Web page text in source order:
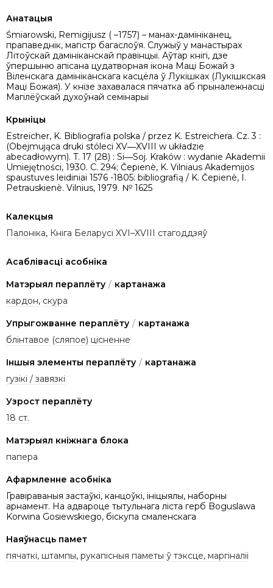
Анатацыя
Śmiarowski, Remigijusz ( –1757) – манах-дамініканец,
прапаведнік, магістр багаслоўя. Служыў у манастырах
Літоўскай дамініканскай правінцыі. Аўтар кнігі, дзе
ўпершыню апісана цудатворная ікона Маці Божай з
Віленскага дамініканскага касцёла ў Лукішках (Лукішкская
Маці Божая). У кнізе захавалася пячатка аб прыналежнасці
Магілёўскай духоўнай семінарыі
Крыніцы
Estreicher, K. Bibliografia polska / przez K. Estreichera. Cz. 3 :
(Obejmująca druki stóleci XV―XVIII w układzie
abecadłowym). T. 17 (28) : Si―Soj. Kraków : wydanie Akademii
Umiejętności, 1930. C. 294; Čepienè, K. Vilniaus Akademijos
spaustuves leidiniai 1576 -1805: bibliografią / K. Čepienè, I.
Petrauskienè. Vilnius, 1979. № 1625
Калекцыя
Палоніка, Кніга Беларусі XVI–XVIII стагоддзяў
Асаблівасці асобніка
Матэрыял пераплёту / картанажа
кардон, скура
Упрыгожванне пераплёту / картанажа
блінтавое (сляпое) цісненне
Іншыя элементы пераплёту / картанажа
гузікі / завязкі
Узрост пераплёту
18 ст.
Матэрыял кніжнага блока
папера
Афармленне асобніка
Гравіраваныя застаўкі, канцоўкі, ініцыялы, наборны
арнамент. На адвароце тытульнага ліста герб Boguslawa
Korwina Gosiewskiego, біскупа смаленскага
Наяўнасць памет
пячаткі, штампы, рукапісныя паметы ў тэксце, маргіналіі